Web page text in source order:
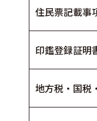
住民票記載事
印鑑登録証明
地方税・国税